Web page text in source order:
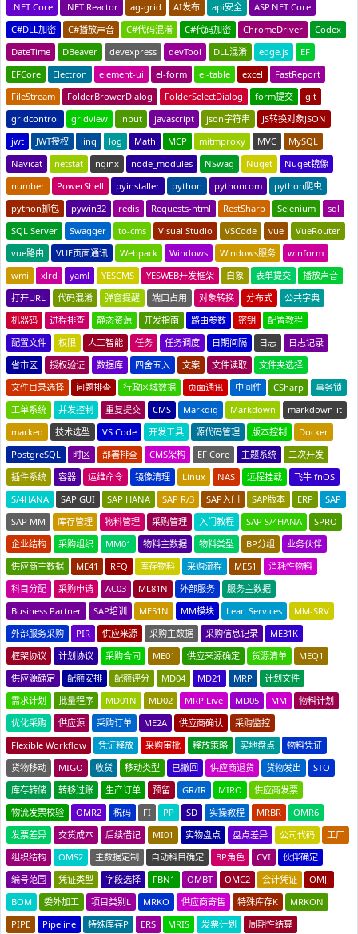
.NET Core .NET Reactor ag-grid AI发布 api安全
ASP.NET Core
C#DLL加密
C#播放声音 C#代码混淆 C#代码加密 ChromeDriver
Codex
DateTime
DBeaver devexpress devTool DLL混淆 edge.js
EF
EFCore
Electron element-ui el-form el-table excel
FastReport
FileStream
FolderBrowerDialog FolderSelectDialog form提交
git
gridcontrol
gridview input javascript json字符串
JS转换对象JSON
jwt
JWT授权 linq log Math MCP mitmproxy MVC
MySQL
Navicat
netstat nginx node_modules NSwag Nuget
Nuget镜像
number
PowerShell pyinstaller python pythoncom
python爬虫
python抓包
pywin32 redis Requests-html RestSharp Selenium
sql
SQL Server
Swagger to-cms Visual Studio VSCode vue
VueRouter
vue路由
VUE页面通讯 Webpack Windows Windows服务
winform
wmi
xlrd yaml YESCMS YESWEB开发框架 白象 表单提交
播放声音
打开URL
代码混淆 弹窗提醒 端口占用 对象转换 分布式
公共字典
机器码
进程排查 静态资源 开发指南 路由参数 密钥
配置教程
配置文件
权限 人工智能 任务 任务调度 日期间隔 日志
日志记录
省市区
授权验证 数据库 四舍五入 文案 文件读取
文件夹选择
文件目录选择
问题排查 行政区域数据 页面通讯 中间件 CSharp
事务锁
工单系统
并发控制 重复提交 CMS Markdig Markdown
markdown-it
marked
技术选型 VS Code 开发工具 源代码管理 版本控制
Docker
PostgreSQL
时区 部署排查 CMS架构 EF Core 主题系统
二次开发
插件系统
容器 运维命令 镜像清理 Linux NAS 远程挂载
飞牛 fnOS
S/4HANA
SAP GUI SAP HANA SAP R/3 SAP入门 SAP版本 ERP
SAP
SAP MM
库存管理 物料管理 采购管理 入门教程 SAP S/4HANA
SPRO
企业结构
采购组织 MM01 物料主数据 物料类型 BP分组
业务伙伴
供应商主数据
ME41 RFQ 库存物料 采购流程 ME51
消耗性物料
科目分配
采购申请 AC03 ML81N 外部服务
服务主数据
Business Partner
SAP培训 ME51N MM模块 Lean Services
MM-SRV
外部服务采购
PIR 供应来源 采购主数据 采购信息记录
ME31K
框架协议
计划协议 采购合同 ME01 供应来源确定 货源清单
MEQ1
供应源确定
配额安排 配额评分 MD04 MD21 MRP
计划文件
需求计划
批量程序 MD01N MD02 MRP Live MD05 MM
物料计划
优化采购
供应源 采购订单 ME2A 供应商确认
采购监控
Flexible Workflow
凭证释放 采购审批 释放策略 实地盘点
物料凭证
货物移动
MIGO 收货 移动类型 已撤回 供应商退货 货物发出
STO
库存转储
转移过账 生产订单 预留 GR/IR MIRO
供应商发票
物流发票校验
OMR2 税码 FI PP SD 实操教程 MRBR
OMR6
发票差异
交货成本 后续借记 MI01 实物盘点 盘点差异 公司代码
工厂
组织结构
OMS2 主数据定制 自动科目确定 BP角色 CVI
伙伴确定
编号范围
凭证类型 字段选择 FBN1 OMBT OMC2 会计凭证
OMJJ
BOM
委外加工 项目类别L MRKO 供应商寄售 特殊库存K
MRKON
PIPE
Pipeline 特殊库存P ERS MRIS 发票计划
周期性结算